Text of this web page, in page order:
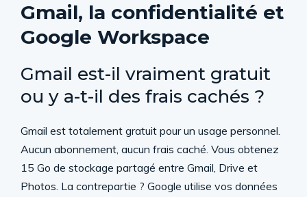
Gmail, la confidentialité et
Google Workspace
Gmail est-il vraiment gratuit
ou y a-t-il des frais cachés ?
Gmail est totalement gratuit pour un usage personnel.
Aucun abonnement, aucun frais caché. Vous obtenez
15 Go de stockage partagé entre Gmail, Drive et
Photos. La contrepartie ? Google utilise vos données